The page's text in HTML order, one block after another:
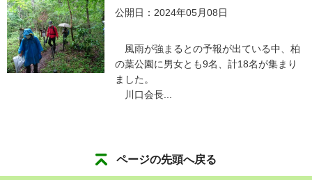
公開日：2024年05月08日
風雨が強まるとの予報が出ている中、柏
の葉公園に男女とも9名、計18名が集まり
ました。
川口会長...
ページの先頭へ戻る